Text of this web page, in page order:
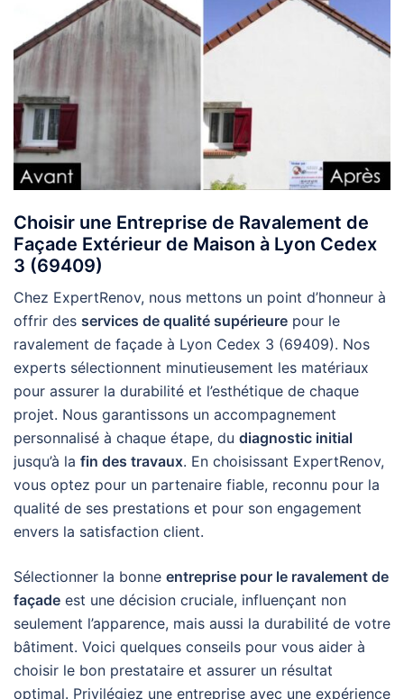
Choisir une Entreprise de Ravalement de
Façade Extérieur de Maison à Lyon Cedex
3 (69409)
Chez ExpertRenov, nous mettons un point d’honneur à
offrir des services de qualité supérieure pour le
ravalement de façade à Lyon Cedex 3 (69409). Nos
experts sélectionnent minutieusement les matériaux
pour assurer la durabilité et l’esthétique de chaque
projet. Nous garantissons un accompagnement
personnalisé à chaque étape, du diagnostic initial
jusqu’à la fin des travaux. En choisissant ExpertRenov,
vous optez pour un partenaire fiable, reconnu pour la
qualité de ses prestations et pour son engagement
envers la satisfaction client.
Sélectionner la bonne entreprise pour le ravalement de
façade est une décision cruciale, influençant non
seulement l’apparence, mais aussi la durabilité de votre
bâtiment. Voici quelques conseils pour vous aider à
choisir le bon prestataire et assurer un résultat
optimal. Privilégiez une entreprise avec une expérience